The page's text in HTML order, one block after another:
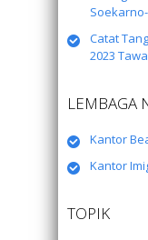
Catat
2023
LEMBAGA
Kantor
Kantor
TOPIK